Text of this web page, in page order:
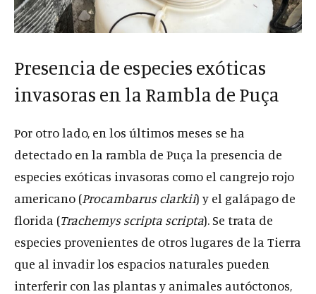
Presencia de especies exóticas
invasoras en la Rambla de Puça
Por otro lado, en los últimos meses se ha
detectado en la rambla de Puça la presencia de
especies exóticas invasoras como el cangrejo rojo
americano (Procambarus clarkii) y el galápago de
florida (Trachemys scripta scripta). Se trata de
especies provenientes de otros lugares de la Tierra
que al invadir los espacios naturales pueden
interferir con las plantas y animales autóctonos,